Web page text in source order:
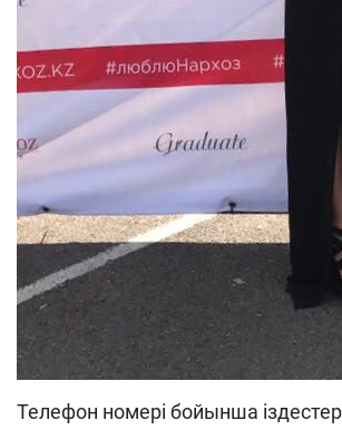
Телефон номері бойынша